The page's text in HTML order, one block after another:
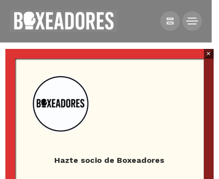
NOTICIAS
“CHOCOLATITO” Y CUADRAS
Hazte socio de Boxeadores
×